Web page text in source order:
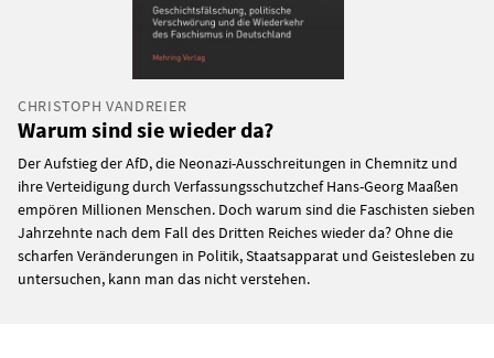
CHRISTOPH VANDREIER
Warum sind sie wieder da?
Der Aufstieg der AfD, die Neonazi-Ausschreitungen in Chemnitz und
ihre Verteidigung durch Verfassungsschutzchef Hans-Georg Maaßen
empören Millionen Menschen. Doch warum sind die Faschisten sieben
Jahrzehnte nach dem Fall des Dritten Reiches wieder da? Ohne die
scharfen Veränderungen in Politik, Staatsapparat und Geistesleben zu
untersuchen, kann man das nicht verstehen.